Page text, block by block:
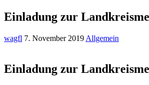
Einladung zur
wagfl 7. November 2019 Allgemein
Einladung zur